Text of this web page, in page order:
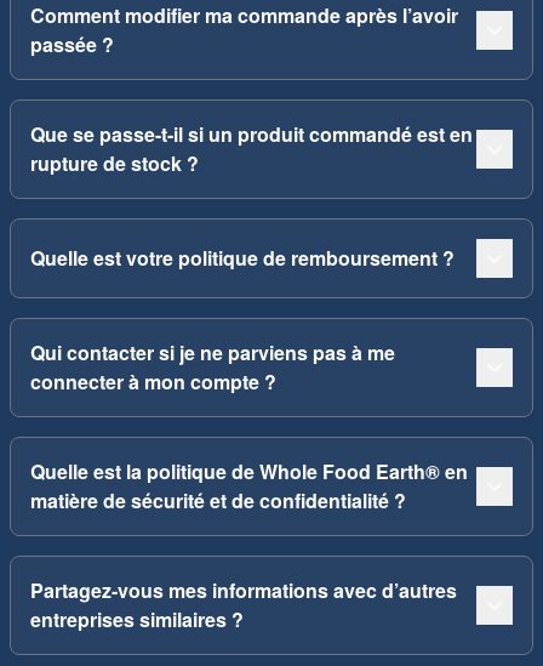
Comment modifier ma commande après l’avoir
passée ?
Que se passe-t-il si un produit commandé est en
rupture de stock ?
Quelle est votre politique de remboursement ?
Qui contacter si je ne parviens pas à me
connecter à mon compte ?
Quelle est la politique de Whole Food Earth® en
matière de sécurité et de confidentialité ?
Partagez-vous mes informations avec d’autres
entreprises similaires ?